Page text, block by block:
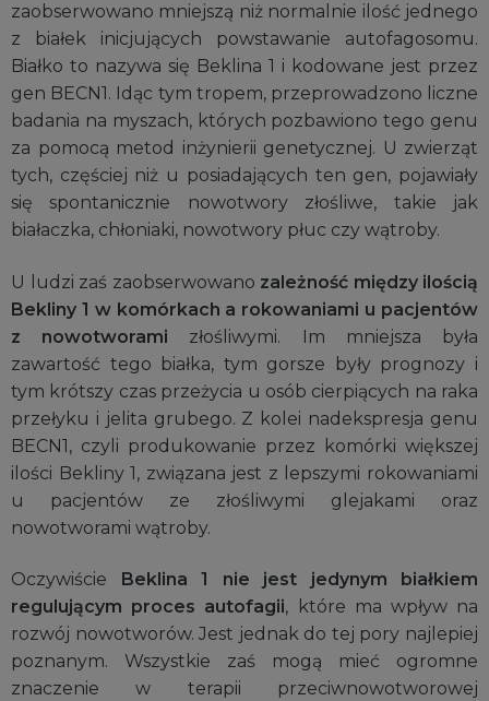
zaobserwowano mniejszą niż normalnie ilość jednego
z białek inicjujących powstawanie autofagosomu.
Białko to nazywa się Beklina 1 i kodowane jest przez
gen BECN1. Idąc tym tropem, przeprowadzono liczne
badania na myszach, których pozbawiono tego genu
za pomocą metod inżynierii genetycznej. U zwierząt
tych, częściej niż u posiadających ten gen, pojawiały
się spontanicznie nowotwory złośliwe, takie jak
białaczka, chłoniaki, nowotwory płuc czy wątroby.
U ludzi zaś zaobserwowano zależność między ilością
Bekliny 1 w komórkach a rokowaniami u pacjentów
z nowotworami złośliwymi. Im mniejsza była
zawartość tego białka, tym gorsze były prognozy i
tym krótszy czas przeżycia u osób cierpiących na raka
przełyku i jelita grubego. Z kolei nadekspresja genu
BECN1, czyli produkowanie przez komórki większej
ilości Bekliny 1, związana jest z lepszymi rokowaniami
u pacjentów ze złośliwymi glejakami oraz
nowotworami wątroby.
Oczywiście
Beklina 1 nie jest jedynym białkiem
regulującym proces autofagii, które ma wpływ na
rozwój nowotworów. Jest jednak do tej pory najlepiej
poznanym. Wszystkie zaś mogą mieć ogromne
znaczenie w terapii przeciwnowotworowej